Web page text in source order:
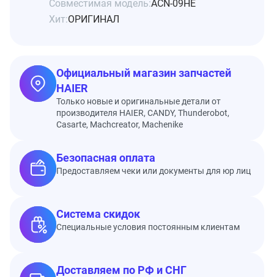
Совместимая модель:ACN-09HE
Хит:ОРИГИНАЛ
Официальный магазин запчастей
HAIER
Только новые и оригинальные детали от
производителя HAIER, CANDY, Thunderobot,
Casarte, Machcreator, Machenike
Безопасная оплата
Предоставляем чеки или документы для юр лиц
Система скидок
Специальные условия постоянным клиентам
Доставляем по РФ и СНГ